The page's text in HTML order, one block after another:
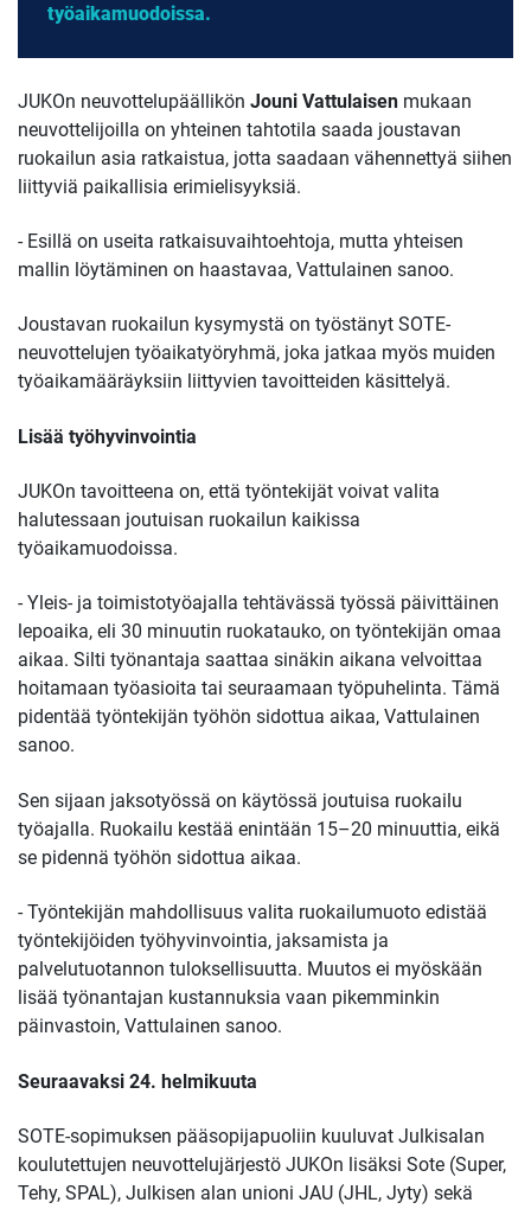
työaikamuodoissa.
JUKOn neuvottelupäällikön Jouni Vattulaisen mukaan
neuvottelijoilla on yhteinen tahtotila saada joustavan
ruokailun asia ratkaistua, jotta saadaan vähennettyä siihen
liittyviä paikallisia erimielisyyksiä.
- Esillä on useita ratkaisuvaihtoehtoja, mutta yhteisen
mallin löytäminen on haastavaa, Vattulainen sanoo.
Joustavan ruokailun kysymystä on työstänyt SOTE-
neuvottelujen työaikatyöryhmä, joka jatkaa myös muiden
työaikamääräyksiin liittyvien tavoitteiden käsittelyä.
Lisää työhyvinvointia
JUKOn tavoitteena on, että työntekijät voivat valita
halutessaan joutuisan ruokailun kaikissa
työaikamuodoissa.
- Yleis- ja toimistotyöajalla tehtävässä työssä päivittäinen
lepoaika, eli 30 minuutin ruokatauko, on työntekijän omaa
aikaa. Silti työnantaja saattaa sinäkin aikana velvoittaa
hoitamaan työasioita tai seuraamaan työpuhelinta. Tämä
pidentää työntekijän työhön sidottua aikaa, Vattulainen
sanoo.
Sen sijaan jaksotyössä on käytössä joutuisa ruokailu
työajalla. Ruokailu kestää enintään 15–20 minuuttia, eikä
se pidennä työhön sidottua aikaa.
- Työntekijän mahdollisuus valita ruokailumuoto edistää
työntekijöiden työhyvinvointia, jaksamista ja
palvelutuotannon tuloksellisuutta. Muutos ei myöskään
lisää työnantajan kustannuksia vaan pikemminkin
päinvastoin, Vattulainen sanoo.
Seuraavaksi 24. helmikuuta
SOTE-sopimuksen pääsopijapuoliin kuuluvat Julkisalan
koulutettujen neuvottelujärjestö JUKOn lisäksi Sote (Super,
Tehy, SPAL), Julkisen alan unioni JAU (JHL, Jyty) sekä